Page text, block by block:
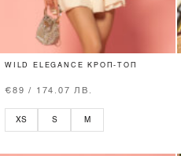
WILD ELEGANCE КРОП-ТОП
€89 / 174.07 ЛВ.
XS S M